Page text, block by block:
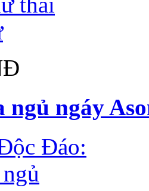
ngủ ngáy